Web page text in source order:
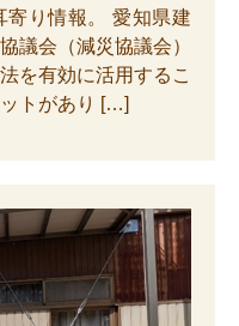
り情報。 愛知県建
議会（減災協議会）
を有効に活用するこ
トがあり […]